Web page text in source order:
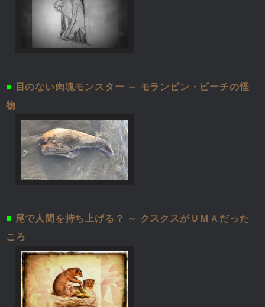
■
目のない肉塊モンスター ～ モランビン・ビーチの怪
物
■ 尾で人間を持ち上げる？ ～ クスクスがＵＭＡだった
ころ